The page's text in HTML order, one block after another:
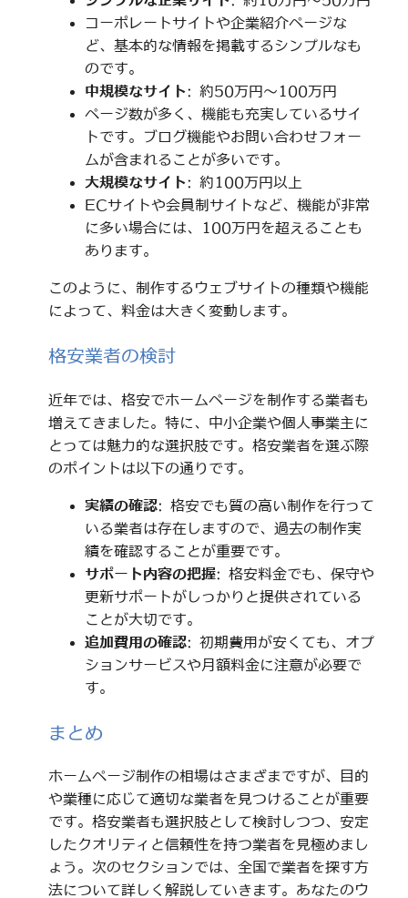
コーポレートサイトや企業紹介ページな
ど、基本的な情報を掲載するシンプルなも
のです。
中規模なサイト: 約50万円～100万円
ページ数が多く、機能も充実しているサイ
トです。ブログ機能やお問い合わせフォー
ムが含まれることが多いです。
大規模なサイト: 約100万円以上
ECサイトや会員制サイトなど、機能が非常
に多い場合には、100万円を超えることも
あります。
このように、制作するウェブサイトの種類や機能
によって、料金は大きく変動します。
格安業者の検討
近年では、格安でホームページを制作する業者も
増えてきました。特に、中小企業や個人事業主に
とっては魅力的な選択肢です。格安業者を選ぶ際
のポイントは以下の通りです。
実績の確認: 格安でも質の高い制作を行って
いる業者は存在しますので、過去の制作実
績を確認することが重要です。
サポート内容の把握: 格安料金でも、保守や
更新サポートがしっかりと提供されている
ことが大切です。
追加費用の確認: 初期費用が安くても、オプ
ションサービスや月額料金に注意が必要で
す。
まとめ
ホームページ制作の相場はさまざまですが、目的
や業種に応じて適切な業者を見つけることが重要
です。格安業者も選択肢として検討しつつ、安定
したクオリティと信頼性を持つ業者を見極めまし
ょう。次のセクションでは、全国で業者を探す方
法について詳しく解説していきます。あなたのウ